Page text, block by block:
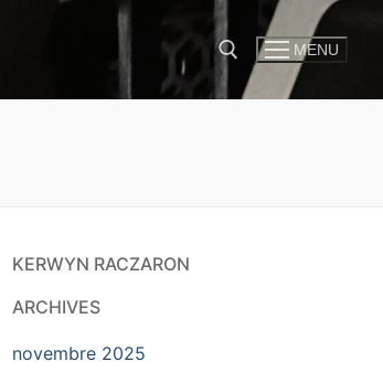
MENU
KERWYN RACZARON
ARCHIVES
novembre 2025